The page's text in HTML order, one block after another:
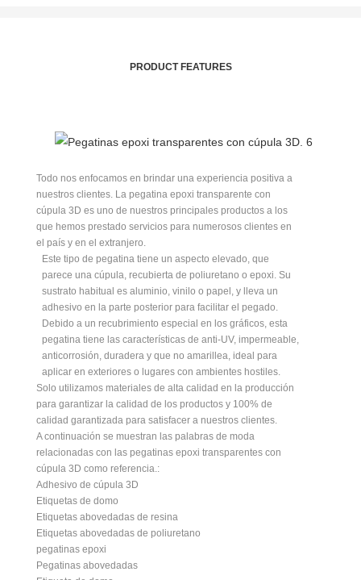
PRODUCT FEATURES
Todo nos enfocamos en brindar una experiencia positiva a
nuestros clientes. La pegatina epoxi transparente con
cúpula 3D es uno de nuestros principales productos a los
que hemos prestado servicios para numerosos clientes en
el país y en el extranjero.
Este tipo de pegatina tiene un aspecto elevado, que
parece una cúpula, recubierta de poliuretano o epoxi. Su
sustrato habitual es aluminio, vinilo o papel, y lleva un
adhesivo en la parte posterior para facilitar el pegado.
Debido a un recubrimiento especial en los gráficos, esta
pegatina tiene las características de anti-UV, impermeable,
anticorrosión, duradera y que no amarillea, ideal para
aplicar en exteriores o lugares con ambientes hostiles.
Solo utilizamos materiales de alta calidad en la producción
para garantizar la calidad de los productos y 100% de
calidad garantizada para satisfacer a nuestros clientes.
A continuación se muestran las palabras de moda
relacionadas con las pegatinas epoxi transparentes con
cúpula 3D como referencia.:
Adhesivo de cúpula 3D
Etiquetas de domo
Etiquetas abovedadas de resina
Etiquetas abovedadas de poliuretano
pegatinas epoxi
Pegatinas abovedadas